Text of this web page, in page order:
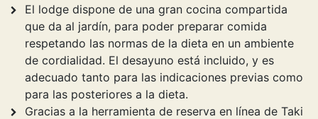
El lodge dispone de una gran cocina compartida
que da al jardín, para poder preparar comida
respetando las normas de la dieta en un ambiente
de cordialidad. El desayuno está incluido, y es
adecuado tanto para las indicaciones previas como
para las posteriores a la dieta.
Gracias a la herramienta de reserva en línea de Taki